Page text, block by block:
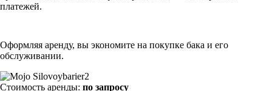
платежей.
Оформляя аренду, вы экономите на покупке бака и его
обслуживании.
Стоимость аренды: по запросу